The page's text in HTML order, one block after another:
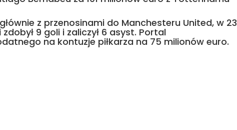
z przenosinami do Manchesteru United, w 23
9 goli i zaliczył 6 asyst. Portal
na kontuzje piłkarza na 75 milionów euro.